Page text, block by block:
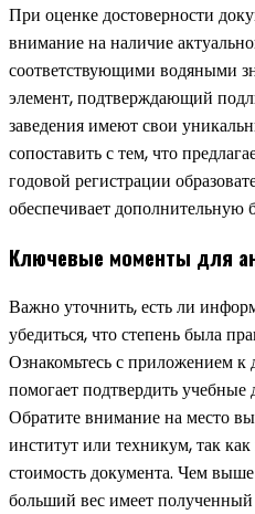
При оценке достоверности
внимание на наличие
соответствующими водяными
элемент, подтверждающий
заведения имеют свои
сопоставить с тем, что
годовой регистрации
обеспечивает дополнительную
Ключевые моменты для
Важно уточнить, есть ли
убедиться, что степень была
Ознакомьтесь с приложением к
помогает подтвердить учебные
Обратите внимание на место
институт или техникум, так
стоимость документа. Чем
больший вес имеет